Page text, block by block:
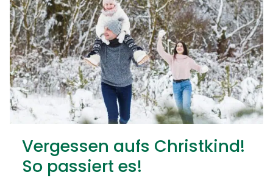
Vergessen aufs Christkind!
So passiert es!